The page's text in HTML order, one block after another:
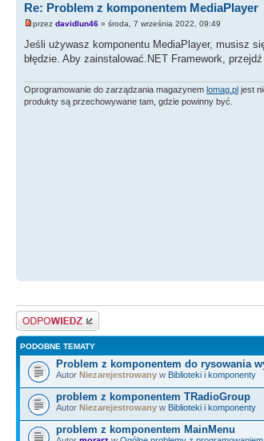
Re: Problem z komponentem MediaPlayer
przez davidlun46 » środa, 7 września 2022, 09:49
Jeśli używasz komponentu MediaPlayer, musisz
błędzie. Aby zainstalować.NET Framework,
Oprogramowanie do zarządzania magazynem lomag.pl jest
produkty są przechowywane tam, gdzie powinny być.
Odpowiedz
PODOBNE TEMATY
Problem z komponentem do rysowania
Autor Niezarejestrowany w Biblioteki i komponenty
problem z komponentem TRadioGroup
Autor Niezarejestrowany w Biblioteki i komponenty
problem z komponentem MainMenu